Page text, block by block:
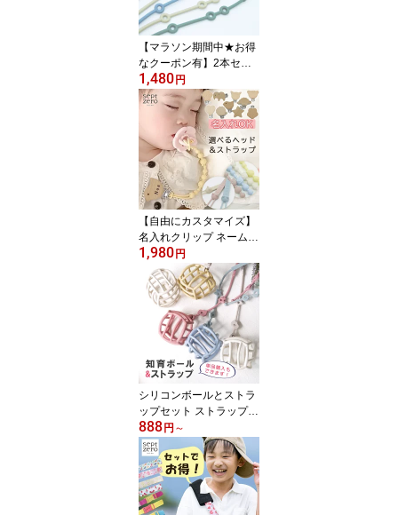
ト ベビーカー
【マラソン期間中★お得
なクーポン有】2本セッ
ト シリコンストラップ
おもちゃホルダー ベビー
カー 赤ちゃん おしゃぶ
りホルダー トイストラッ
プ おもちゃストラップ
おしゃれ ベビー マグス
トラップ ベビーカースト
ラップ シリコン ベビー
ストラップ シンプル プ
レゼント
1,480円
【自由にカスタマイズ】
名入れクリップ ネーム入
れ 出産祝い ネーム 名入
れ刻印 ベビー 赤ちゃん
ベビーギフト お名前トイ
ホルダー おしゃぶりホル
ダー 歯固めホルダー ス
トラップ おしゃぶり シ
リコン おしゃれ かわい
い おもちゃホルダー 出
産お祝い ベビーグッズ
1,980円
シリコンボールとストラ
ップセット ストラップ単
品 ベビーボール くすみ
カラー 赤ちゃん ベビー
玩具 おもちゃ にぎにぎ
オーボール マカロンボー
ル ファーストトイ コン
パクト ギフトセット 贈
888円 ～